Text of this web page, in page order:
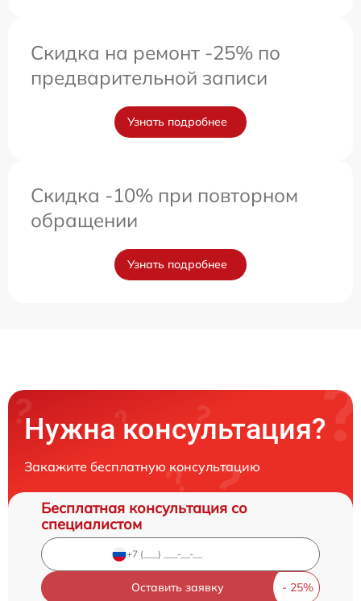
Скидка на ремонт -25% по
предварительной записи
Узнать подробнее
Скидка -10% при повторном
обращении
Узнать подробнее
Нужна консультация?
Закажите бесплатную консультацию
Бесплатная консультация со
специалистом
Оставить заявку